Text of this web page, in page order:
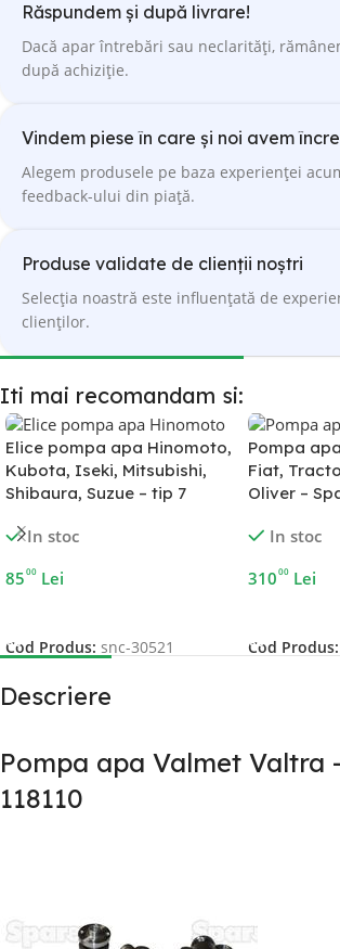
Răspundem și după livrare!
Dacă apar întrebări sau neclarități,
după achiziție.
Vindem piese în care și noi avem
Alegem produsele pe baza experienței
feedback-ului din piață.
Produse validate de clienții noștri
Selecția noastră este influențată de
clienților.
Iti mai recomandam si:
Elice pompa apa Hinomoto,
Kubota, Iseki, Mitsubishi,
Shibaura, Suzue – tip 7
In stoc
8500 Lei
Cod Produs: snc-30521
Pompa
Fiat,
Oliver –
In stoc
31000 Lei
Cod Produs:
Descriere
Pompa apa Valmet Valtra
118110